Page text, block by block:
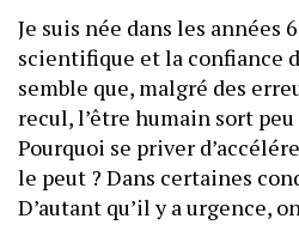
Je suis née dans les années
scientifique et la confiance
semble que, malgré des
recul, l’être humain sort peu
Pourquoi se priver
le peut ? Dans certaines
D’autant qu’il y a urgence,